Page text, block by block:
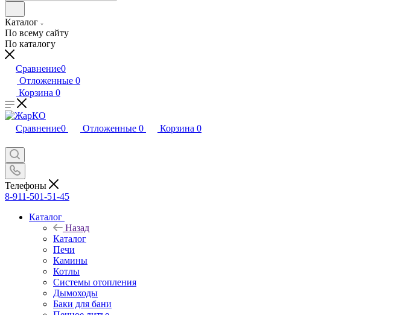
Каталог
По всему сайту
По каталогу
Сравнение0
Отложенные 0
Корзина 0
Сравнение0 Отложенные 0 Корзина 0
Телефоны
8-911-501-51-45
Каталог
Назад
Каталог
Печи
Камины
Котлы
Системы отопления
Дымоходы
Баки для бани